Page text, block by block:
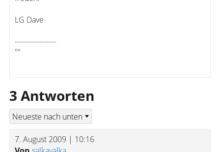
LG Dave
-----------------
""
3 Antworten
7. August 2009 | 10:16